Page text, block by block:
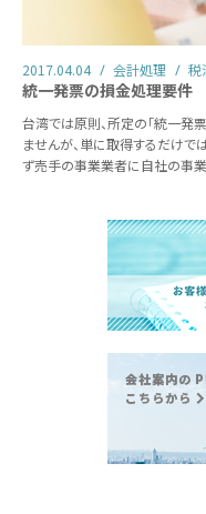
2017.04.04 会計処理 税
統一発票の損金処理要件
台湾では原則、所定の「統一発
ませんが、単に取得するだけで
ず売手の事業業者に自社の事